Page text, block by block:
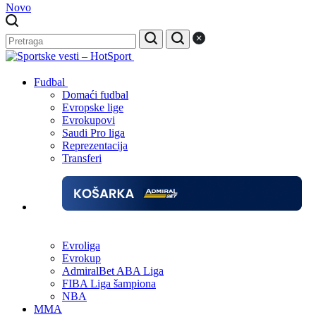
Novo
Fudbal
Domaći fudbal
Evropske lige
Evrokupovi
Saudi Pro liga
Reprezentacija
Transferi
Evroliga
Evrokup
AdmiralBet ABA Liga
FIBA Liga šampiona
NBA
MMA